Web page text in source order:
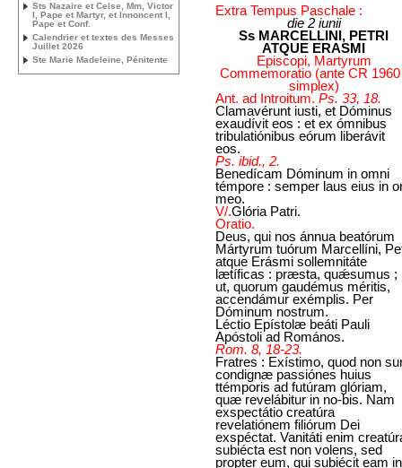
Extra Tempus Paschale :
die 2 iunii
Ss MARCELLINI, PETRI
ATQUE ERASMI
Episcopi, Martyrum
Commemoratio (ante CR
simplex)
Ant. ad Introitum. Ps. 33, 18.
Clamavérunt iusti, et Dóminus
exaudívit eos : et ex ómnibus
tribulatiónibus eórum liberávit
eos.
Ps. ibid., 2.
Benedícam Dóminum in omni
témpore : semper laus eius in
meo.
V/.Glória Patri.
Oratio.
Deus, qui nos ánnua beatórum
Mártyrum tuórum Marcellíni,
atque Erásmi sollemnitáte
lætíficas : præsta, quǽsumus ;
ut, quorum gaudémus méritis,
accendámur exémplis. Per
Dóminum nostrum.
Léctio Epístolæ beáti Pauli
Apóstoli ad Romános.
Rom. 8, 18-23.
Fratres : Exístimo, quod non
condignæ passiónes huius
ttémporis ad futúram glóriam,
quæ revelábitur in no-bis. Nam
exspectátio creatúra
revelatiónem filiórum Dei
exspéctat. Vanitáti enim
subiécta est non volens, sed
propter eum, qui subiécit eam in
Sts Nazaire et Celse, Mm, Victor
I, Pape et Martyr, et Innoncent I,
Pape et Conf.
Calendrier et textes des Messes
Juillet 2026
Ste Marie Madeleine, Pénitente